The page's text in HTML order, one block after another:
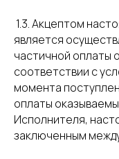
1.3. Акцептом
является
частичной оплаты
соответствии с
момента
оплаты
Исполнителя,
заключенным